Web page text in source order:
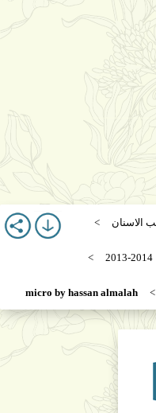
الاسنان
2013-2014
micro by hassan almalah